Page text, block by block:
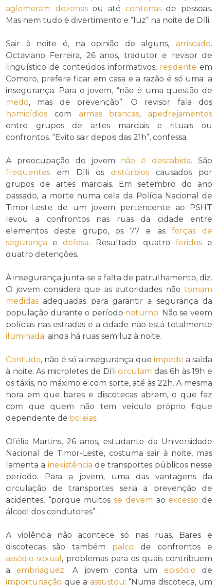
aglomeram dezenasou até centenasde pessoas.
Mas nem tudo é divertimento e “luz” na noite de Díli.
Sair à noite é, na opinião de alguns, arriscado.
Octaviano Ferreira, 26 anos, tradutor e revisor de
linguístico de conteúdos informativos, residente em
Comoro, prefere ficar em casa e a razão é só uma: a
insegurança. Para o jovem, “não é uma questão de
medo, mas de prevenção”. O revisor fala dos
homicídios com armas brancas, apedrejamentos
entre grupos de artes marciais e rituais ou
confrontos. “Evito sair depois das 21h”, confessa.
A preocupação do jovem não é descabida. São
frequentes em Díli os distúrbios causados por
grupos de artes marciais. Em setembro do ano
passado, a morte numa cela da Polícia Nacional de
Timor-Leste de um jovem pertencente ao PSHT
levou a confrontos nas ruas da cidade entre
elementos deste grupo, os 77 e as forças de
segurança edefesa. Resultado: quatro feridose
quatro detenções.
À insegurança junta-se a falta de patrulhamento, diz.
O jovem considera que as autoridades não tomam
medidas adequadas para garantir a segurança da
população durante o período noturno. Não se veem
polícias nas estradas e a cidade não está totalmente
iluminada: ainda há ruas sem luz à noite.
Contudo, não é só a insegurança queimpede a saída
à noite. As microletes de Dílicirculam das 6h às 19h e
os táxis, no máximo e com sorte, até às 22h. A mesma
hora em que bares e discotecas abrem, o que faz
com que quem não tem veículo próprio fique
dependente de boleias.
Ofélia Martins, 26 anos, estudante da Universidade
Nacional de Timor-Leste, costuma sair à noite, mas
lamenta a inexistência de transportes públicos nesse
período. Para a jovem, uma das vantagens da
circulação de transportes seria a prevenção de
acidentes, “porque muitosse devem aoexcesso de
álcool dos condutores”.
A violência não acontece só nas ruas. Bares e
discotecas são também palco de confrontos e
assédio sexual , problemas para os quais contribuem
aembriaguez. A jovem conta um episódio de
importunação que a assustou: “Numa discoteca, um